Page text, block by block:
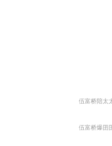
伍富桥陪太
伍富桥爆囝